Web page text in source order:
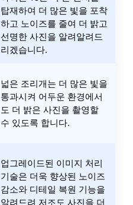
탑재하여 더 많은 빛을 포착
하고 노이즈를 줄여 더 밝고
선명한 사진을 알려알려드
리겠습니다.
넓은 조리개는 더 많은 빛을
통과시켜 어두운 환경에서
도 더 밝은 사진을 촬영할
수 있도록 합니다.
업그레이드된 이미지 처리
기술은 더욱 향상된 노이즈
감소와 디테일 복원 기능을
알려드려 저조도 사진을 더